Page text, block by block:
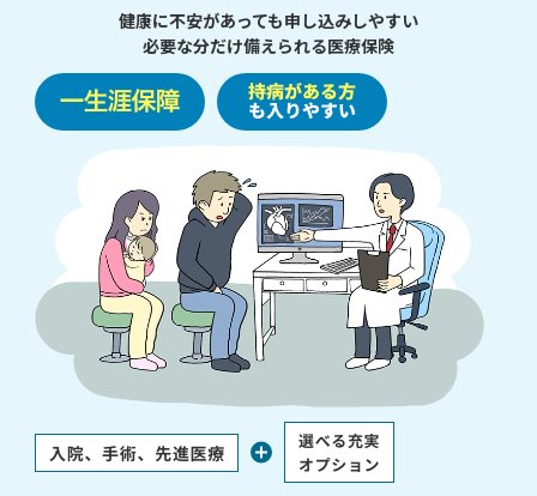
健康に不安があっても申し込みしやすい
必要な分だけ備えられる医療保険